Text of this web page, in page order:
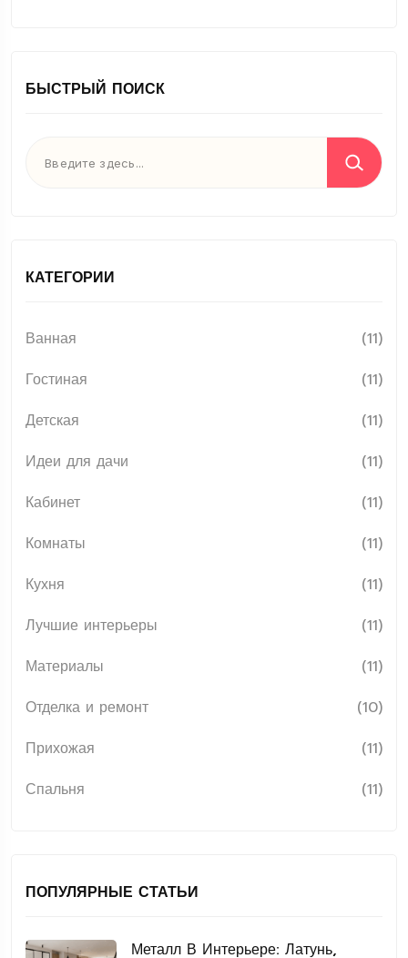
БЫСТРЫЙ ПОИСК
КАТЕГОРИИ
Ванная
(11)
Гостиная
(11)
Детская
(11)
Идеи для дачи
(11)
Кабинет
(11)
Комнаты
(11)
Кухня
(11)
Лучшие интерьеры
(11)
Материалы
(11)
Отделка и ремонт
(10)
Прихожая
(11)
Спальня
(11)
ПОПУЛЯРНЫЕ СТАТЬИ
Металл В Интерьере: Латунь,